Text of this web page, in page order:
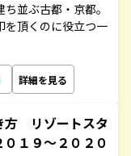
並ぶ古都・京都。
を頂くのに役立つ一
詳細を見る
方 リゾートスタ
１９～２０２０